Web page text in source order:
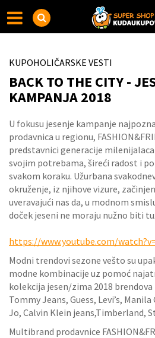
KUPOHOLIČARSKE VESTI
BACK TO THE CITY -
KAMPANJA 2018
U fokusu jesenje kampanje
prodavnica u regionu,
predstavnici generacije
svojim potrebama, šireći radost i
svakom koraku. Užurbana
okruženje, iz njihove vizure,
uveravajući nas da, u modnom
doček jeseni ne moraju nužno biti
https://www.youtube.com/
Modni trendovi sezone vešto su
modne kombinacije uz pomoć
kolekcija jesen/zima 2018 brendova
Tommy Jeans, Guess, Levi’s,
Jo, Calvin Klein jeans,Timberland,
Multibrand prodavnice